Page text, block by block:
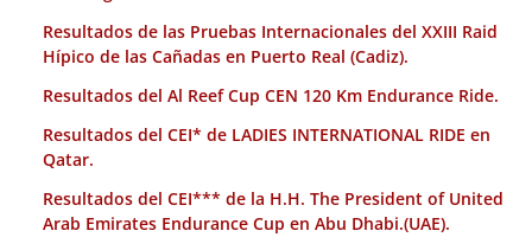
Resultados de las Pruebas Internacionales del XXIII Raid
Hípico de las Cañadas en Puerto Real (Cadiz).
Resultados del Al Reef Cup CEN 120 Km Endurance Ride.
Resultados del CEI* de LADIES INTERNATIONAL RIDE en
Qatar.
Resultados del CEI*** de la H.H. The President of United
Arab Emirates Endurance Cup en Abu Dhabi.(UAE).